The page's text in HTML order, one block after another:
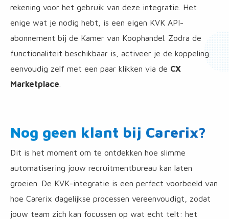
rekening voor het gebruik van deze integratie. Het
enige wat je nodig hebt, is een eigen KVK API-
abonnement bij de Kamer van Koophandel. Zodra de
functionaliteit beschikbaar is, activeer je de koppeling
eenvoudig zelf met een paar klikken via de CX
Marketplace
Nog geen klant bij Carerix?
Dit is het moment om te ontdekken hoe slimme
automatisering jouw recruitmentbureau kan laten
groeien. De KVK-integratie is een perfect voorbeeld van
hoe Carerix dagelijkse processen vereenvoudigt, zodat
jouw team zich kan focussen op wat echt telt: het